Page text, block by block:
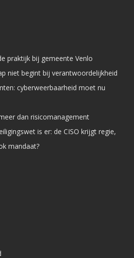
praktijk bij gemeente Venlo
niet begint bij verantwoordelijkheid
cyberweerbaarheid moet nu
dan risicomanagement
is er: de CISO krijgt regie,
mandaat?